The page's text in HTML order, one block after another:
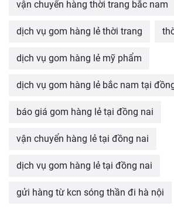
vận chuyển hàng thời trang bắc nam
dịch vụ gom hàng lẻ thời trang
dịch vụ gom hàng lẻ mỹ phẩm
dịch vụ gom hàng lẻ bắc nam tại
báo giá gom hàng lẻ tại đồng nai
vận chuyển hàng lẻ tại đồng nai
dịch vụ gom hàng lẻ tại đồng nai
gửi hàng từ kcn sóng thần đi hà nội